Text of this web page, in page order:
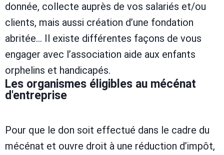
donnée, collecte auprès de vos salariés et/ou
clients, mais aussi création d’une fondation
abritée… Il existe différentes façons de vous
engager avec l’association aide aux enfants
orphelins et handicapés.
Les organismes éligibles au mécénat
d'entreprise
Pour que le don soit effectué dans le cadre du
mécénat et ouvre droit à une réduction d’impôt,